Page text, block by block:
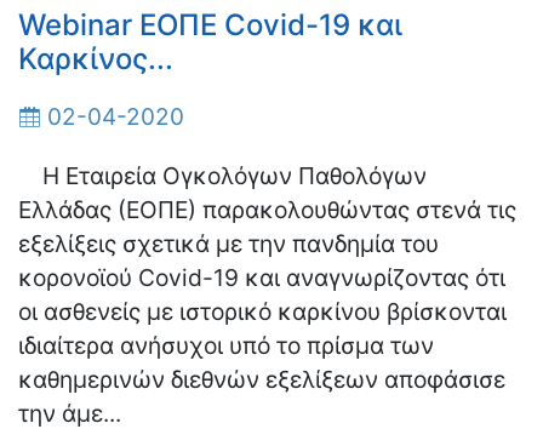
Webinar ΕΟΠΕ Covid-19 και
Καρκίνος...
02-04-2020
Η Εταιρεία Ογκολόγων Παθολόγων
Ελλάδας (ΕΟΠΕ) παρακολουθώντας στενά τις
εξελίξεις σχετικά με την πανδημία του
κορονοϊού Covid-19 και αναγνωρίζοντας ότι
οι ασθενείς με ιστορικό καρκίνου βρίσκονται
ιδιαίτερα ανήσυχοι υπό το πρίσμα των
καθημερινών διεθνών εξελίξεων αποφάσισε
την άμε...